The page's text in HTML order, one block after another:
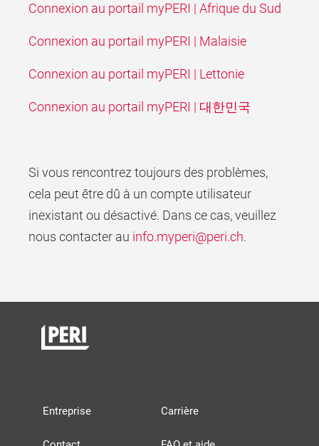
Connexion au portail myPERI | Afrique du Sud
Connexion au portail myPERI | Malaisie
Connexion au portail myPERI | Lettonie
Connexion au portail myPERI | 대한민국
Si vous rencontrez toujours des problèmes,
cela peut être dû à un compte utilisateur
inexistant ou désactivé. Dans ce cas, veuillez
nous contacter au info.myperi@peri.ch.
Entreprise Carrière